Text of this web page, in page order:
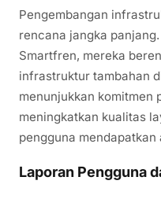
Pengembangan
rencana jangka
Smartfren, mereka
infrastruktur tambahan
menunjukkan komitmen
meningkatkan kualitas
pengguna mendapatkan
Laporan Pengguna